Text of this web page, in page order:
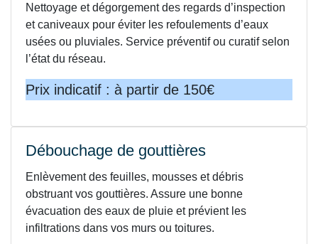
Nettoyage et dégorgement des regards d’inspection
et caniveaux pour éviter les refoulements d’eaux
usées ou pluviales. Service préventif ou curatif selon
l’état du réseau.
Prix indicatif : à partir de 150€
Débouchage de gouttières
Enlèvement des feuilles, mousses et débris
obstruant vos gouttières. Assure une bonne
évacuation des eaux de pluie et prévient les
infiltrations dans vos murs ou toitures.